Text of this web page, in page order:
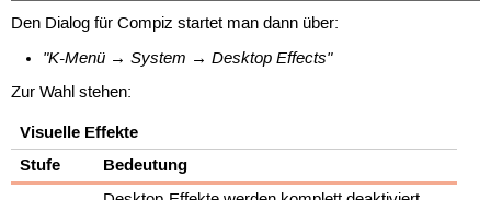
Den Dialog für Compiz startet man dann über:
"K-Menü → System → Desktop Effects"
Zur Wahl stehen:
Visuelle Effekte
Stufe
Bedeutung